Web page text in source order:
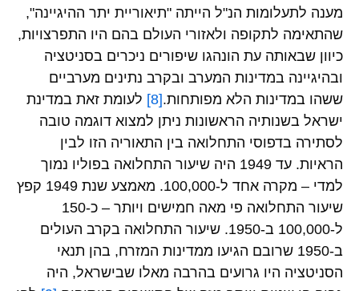
מענה לתעלומות הנ"ל הייתה "תיאוריית יתר ההיגיינה",
שהתאימה לתקופה ולאזורי העולם בהם היו התפרצויות,
כיוון שבאותה עת הונהגו שיפורים ניכרים בסניטציה
ובהיגיינה במדינות המערב ובקרב נתינים מערביים
ששהו במדינות הלא מפותחות.[8]
לעומת זאת במדינת
ישראל בשנותיה הראשונות ניתן למצוא דוגמה טובה
לסתירה בדפוסי התחלואה בין התאוריה הזו לבין
הראיות. עד 1949 היה שיעור התחלואה בפוליו נמוך
למדי – מקרה אחד ל-100,000. מאמצע שנת 1949 קפץ
שיעור התחלואה פי מאה חמישים ויותר – כ-150
ל-100,000 ב-1950. שיעור התחלואה בקרב העולים
ב-1950 שרובם הגיעו ממדינות המזרח, בהן תנאי
הסניטציה היו גרועים בהרבה מאלו שבישראל, היה